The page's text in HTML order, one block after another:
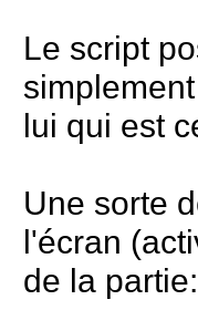
Le script
lui qui est
Une sorte
l'écran
de la partie: